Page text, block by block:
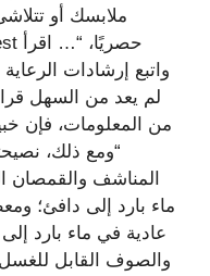
ملابسك أو
واتبع إرشادات
لم يعد من السهل
من المعلومات، فإن
“ومع ذلك،
المناشف والقمصان
ماء بارد إلى دافئ؛
عادية في ماء بارد
والصوف القابل